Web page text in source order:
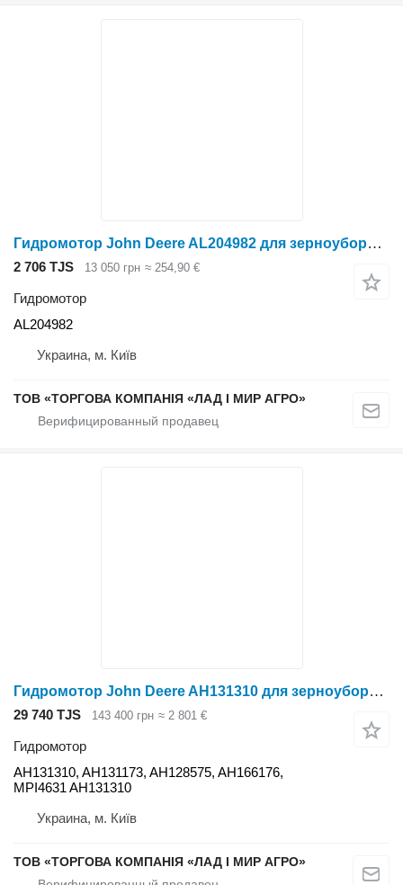
Гидромотор John Deere AL204982 для зерноуборочного комбайна John Deere
2 706 TJS 13 050 грн ≈ 254,90 €
Гидромотор
AL204982
Украина, м. Київ
ТОВ «ТОРГОВА КОМПАНІЯ «ЛАД І МИР АГРО»
Гидромотор John Deere AH131310 для зерноуборочного комбайна John Deere
29 740 TJS 143 400 грн ≈ 2 801 €
Гидромотор
AH131310, AH131173, AH128575, AH166176,
MPI4631 AH131310
Украина, м. Київ
ТОВ «ТОРГОВА КОМПАНІЯ «ЛАД І МИР АГРО»